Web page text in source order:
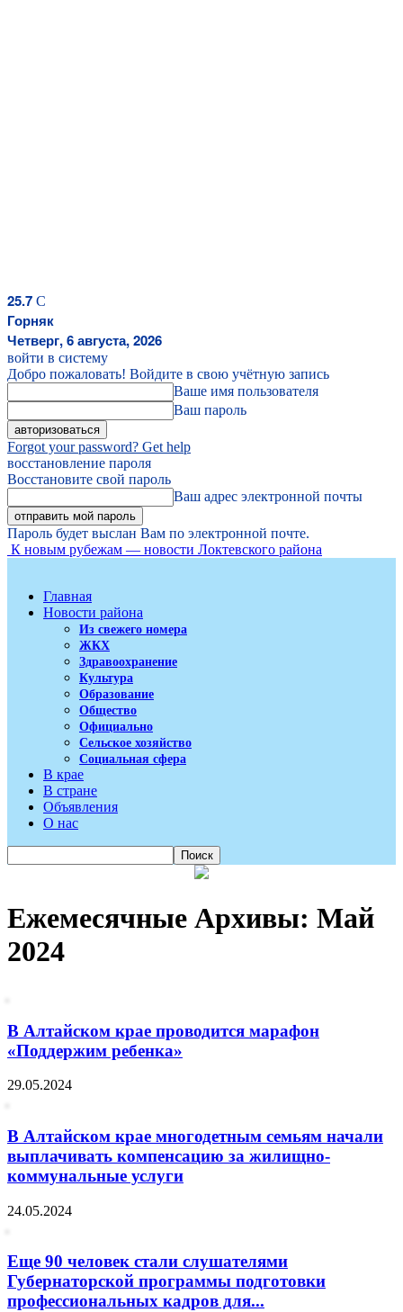
25.7 C
Горняк
Четверг, 6 августа, 2026
войти в систему
Добро пожаловать! Войдите в свою учётную запись
Ваше имя пользователя
Ваш пароль
Forgot your password? Get help
восстановление пароля
Восстановите свой пароль
Ваш адрес электронной почты
Пароль будет выслан Вам по электронной почте.
К новым рубежам — новости Локтевского района
Главная
Новости района
Из свежего номера
ЖКХ
Здравоохранение
Культура
Образование
Общество
Официально
Сельское хозяйство
Социальная сфера
В крае
В стране
Объявления
О нас
Ежемесячные Архивы: Май
2024
В Алтайском крае проводится марафон
«Поддержим ребенка»
29.05.2024
В Алтайском крае многодетным семьям начали
выплачивать компенсацию за жилищно-
коммунальные услуги
24.05.2024
Еще 90 человек стали слушателями
Губернаторской программы подготовки
профессиональных кадров для...